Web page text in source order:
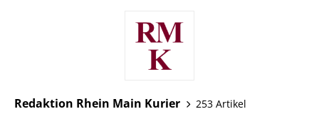
Redaktion Rhein Main Kurier
253 Artikel